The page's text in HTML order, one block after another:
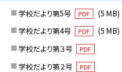
学校だより第5号 PDF
(5 MB)
学校だより第4号
PDF
(5 MB)
学校だより第３号
PDF
学校だより第２号 PDF